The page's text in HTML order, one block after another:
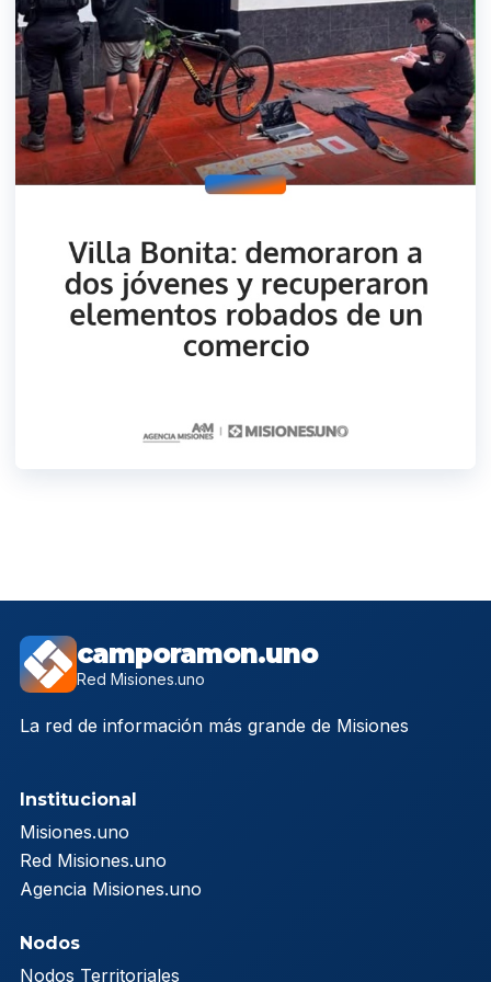
camporamon.uno
Red Misiones.uno
La red de información más grande de Misiones
Institucional
Misiones.uno
Red Misiones.uno
Agencia Misiones.uno
Nodos
Nodos Territoriales